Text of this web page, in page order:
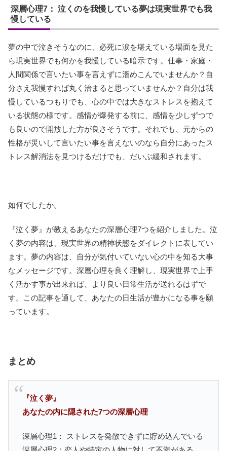
深層心理7： 泣くのを我慢している夢は現実世界でも我
慢している
夢の中で泣きそうなのに、必死に涙を堪えている場面を見た
ら現実世界でも何かを我慢している暗示です。仕事・家庭・
人間関係で言いたい事を言えずに溜めこんでいませんか？自
分さえ我慢すれば丸く治まると思っていませんか？自分は我
慢しているつもりでも、心の中では大きなストレスを抱えて
いる状態の様です。感情が爆発する前に、感情を少しずつで
も良いので開放した方が良さそうです。それでも、元からの
性格が災いして言いたい事を言えないのなら自分にあったス
トレス解消法を見つけるだけでも、だいぶ緩和されます。
如何でしたか。
『泣く夢』が教えるあなたの深層心理7つを紹介しました。泣
く夢の内容は、現実世界の精神状態をダイレクトに表してい
ます。夢の内容は、自分が気付いていない心の中を知る大事
なメッセージです。深層心理を良く理解し、現実世界で上手
く活かす事が出来れば、より良い日常生活が送れるはずで
す。この記事を通して、あなたの日生活が豊かになる事を願
っています。
まとめ
『泣く夢』
あなたの内に隠された7つの深層心理
深層心理1： ストレスを発散できずに貯め込んでいる